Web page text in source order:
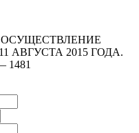
АВГУСТА 2015 ГОДА.